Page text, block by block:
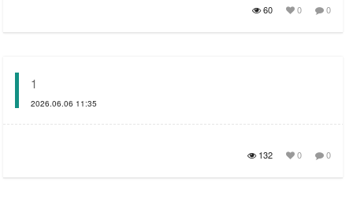
0
0
60
1
2026.06.06 11:35
0
0
132